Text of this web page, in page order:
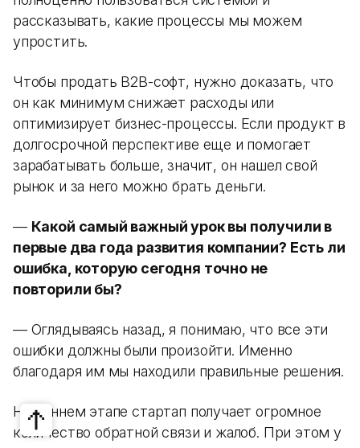
рассказывать, какие процессы мы можем
упростить.
Чтобы продать B2B-софт, нужно доказать, что
он как минимум снижает расходы или
оптимизирует бизнес-процессы. Если продукт в
долгосрочной перспективе еще и помогает
зарабатывать больше, значит, он нашел свой
рынок и за него можно брать деньги.
— Какой самый важный урок вы получили в
первые два года развития компании? Есть ли
ошибка, которую сегодня точно не
повторили бы?
— Оглядываясь назад, я понимаю, что все эти
ошибки должны были произойти. Именно
благодаря им мы находили правильные решения.
На раннем этапе стартап получает огромное
количество обратной связи и жалоб. При этом у